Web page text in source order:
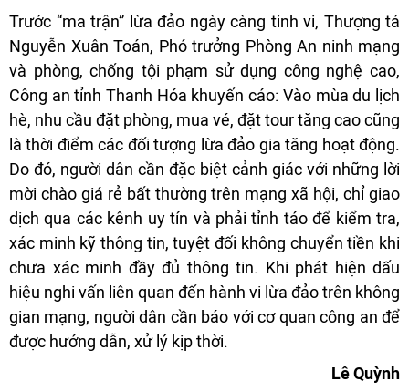
Trước “ma trận” lừa đảo ngày càng tinh vi, Thượng tá
Nguyễn Xuân Toán, Phó trưởng Phòng An ninh mạng
và phòng, chống tội phạm sử dụng công nghệ cao,
Công an tỉnh Thanh Hóa khuyến cáo: Vào mùa du lịch
hè, nhu cầu đặt phòng, mua vé, đặt tour tăng cao cũng
là thời điểm các đối tượng lừa đảo gia tăng hoạt động.
Do đó, người dân cần đặc biệt cảnh giác với những lời
mời chào giá rẻ bất thường trên mạng xã hội, chỉ giao
dịch qua các kênh uy tín và phải tỉnh táo để kiểm tra,
xác minh kỹ thông tin, tuyệt đối không chuyển tiền khi
chưa xác minh đầy đủ thông tin. Khi phát hiện dấu
hiệu nghi vấn liên quan đến hành vi lừa đảo trên không
gian mạng, người dân cần báo với cơ quan công an để
được hướng dẫn, xử lý kịp thời.
Lê Quỳnh